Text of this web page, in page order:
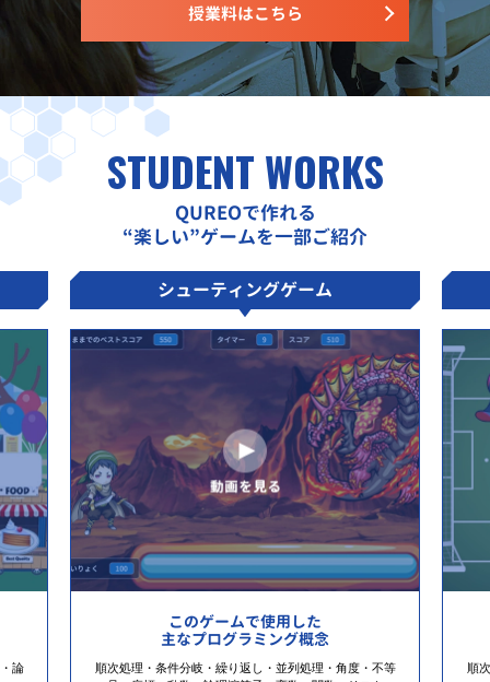
授業料はこちら
STUDENT WORKS
QUREOで作れる
“楽しい”ゲームを一部ご紹介
論
シューティングゲーム
このゲームで使用した
主なプログラミング概念
順次処理・条件分岐・繰り返し・並列処理・角度・不等
順